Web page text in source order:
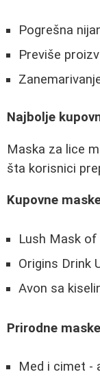
Pogrešna
Previše
Najbolje
Maska za lice
šta korisnici
Kupovne
Lush Mask
Origins Drink
Avon sa
Prirodne maske
Med i cimet -